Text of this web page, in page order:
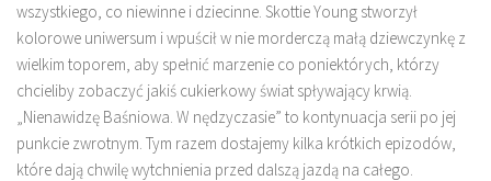
wszystkiego, co niewinne i dziecinne. Skottie Young stworzył
kolorowe uniwersum i wpuścił w nie morderczą małą dziewczynkę z
wielkim toporem, aby spełnić marzenie co poniektórych, którzy
chcieliby zobaczyć jakiś cukierkowy świat spływający krwią.
„Nienawidzę Baśniowa. W nędzyczasie” to kontynuacja serii po jej
punkcie zwrotnym. Tym razem dostajemy kilka krótkich epizodów,
które dają chwilę wytchnienia przed dalszą jazdą na całego.